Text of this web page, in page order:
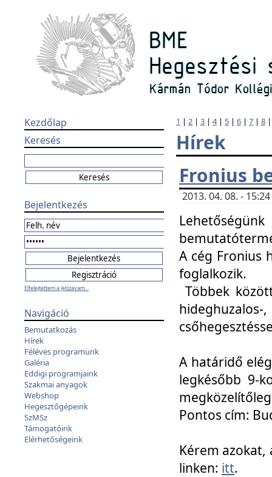
Kezdőlap
Keresés
Bejelentkezés
Elfelejtettem a jelszavam...
Navigáció
Bemutatkozás
Hírek
Féléves programunk
Galéria
Eddigi programjaink
Szakmai anyagok
Webshop
Hegesztőgépeink
SzMSz
Támogatóink
Elérhetőségeink
1 | 2 | 3 | 4| 5 | 6 | 7 | 8
Hírek
Fronius
2013. 04. 08. -
A cég Fronius
foglalkozik.
Többek
A határidő
legkésőbb 9-
Pontos cím:
Kérem azokat,
linken: itt.